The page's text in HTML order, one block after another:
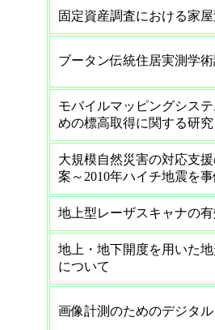
固定資産調査における家
ブータン伝統住居実測学
モバイルマッピングシス
めの標高取得に関する研究
大規模自然災害の対応支
案～2010年ハイチ地震を
地上型レーザスキャナの
地上・地下開度を用いた
について
画像計測のためのデジタ